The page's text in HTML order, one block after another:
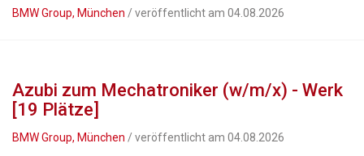
BMW Group, München / veröffentlicht am 04.08.2026
Azubi zum Mechatroniker (w/m/x) - Werk
[19 Plätze]
BMW Group, München / veröffentlicht am 04.08.2026